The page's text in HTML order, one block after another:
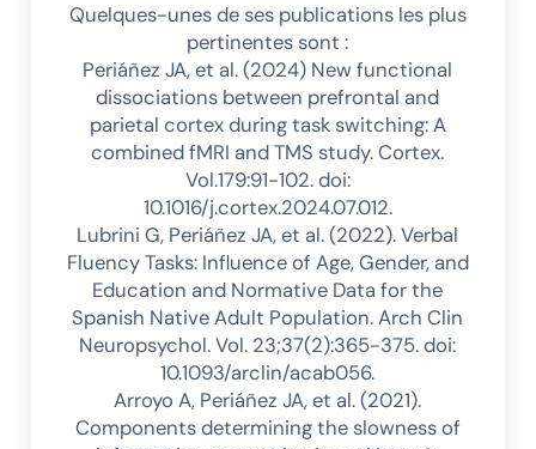
Quelques-unes de ses publications les plus
pertinentes sont :
Periáñez JA, et al. (2024) New functional
dissociations between prefrontal and
parietal cortex during task switching: A
combined fMRI and TMS study. Cortex.
Vol.179:91-102. doi:
10.1016/j.cortex.2024.07.012.
Lubrini G, Periáñez JA, et al. (2022). Verbal
Fluency Tasks: Influence of Age, Gender, and
Education and Normative Data for the
Spanish Native Adult Population. Arch Clin
Neuropsychol. Vol. 23;37(2):365-375. doi:
10.1093/arclin/acab056.
Arroyo A, Periáñez JA, et al. (2021).
Components determining the slowness of